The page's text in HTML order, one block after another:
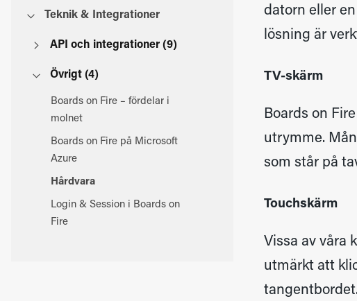
Teknik & Integrationer
API och integrationer (9)
Övrigt (4)
Boards on Fire – fördelar i
molnet
Boards on Fire på Microsoft
Azure
Hårdvara
Login & Session i Boards on
Fire
datorn eller
lösning är
TV-skärm
Boards on
utrymme.
som står på
Touchskärm
Vissa av våra
utmärkt att